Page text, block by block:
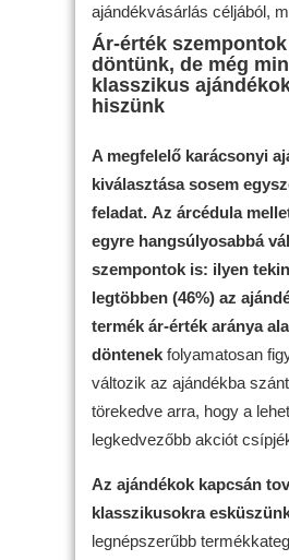
ajándékvásárlás céljából,
Ár-érték
döntünk, de még
klasszikus
hiszünk
A megfelelő karácsonyi
kiválasztása sosem
feladat. Az árcédula
egyre hangsúlyosabbá
szempontok is: ilyen
legtöbben (46%) az
termék ár-érték aránya
döntenek folyamatosan
változik az ajándékba
törekedve arra, hogy a
legkedvezőbb akciót
Az ajándékok kapcsán
klasszikusokra
legnépszerűbb